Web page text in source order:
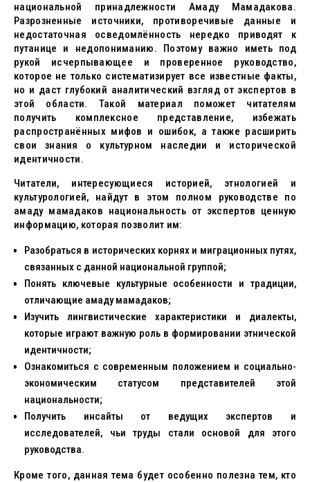
национальной принадлежности Амаду Мамадакова.
Разрозненные источники, противоречивые данные и
недостаточная осведомлённость нередко приводят к
путанице и недопониманию. Поэтому важно иметь под
рукой исчерпывающее и проверенное руководство,
которое не только систематизирует все известные факты,
но и даст глубокий аналитический взгляд от экспертов в
этой области. Такой материал поможет читателям
получить комплексное представление, избежать
распространённых мифов и ошибок, а также расширить
свои знания о культурном наследии и исторической
идентичности.
Читатели, интересующиеся историей, этнологией и
культурологией, найдут в этом полном руководстве по
амаду мамадаков национальность от экспертов ценную
информацию, которая позволит им:
Разобраться в исторических корнях и миграционных путях,
связанных с данной национальной группой;
Понять ключевые культурные особенности и традиции,
отличающие амаду мамадаков;
Изучить лингвистические характеристики и диалекты,
которые играют важную роль в формировании этнической
идентичности;
Ознакомиться с современным положением и социально-
экономическим статусом представителей этой
национальности;
Получить инсайты от ведущих экспертов и
исследователей, чьи труды стали основой для этого
руководства.
Кроме того, данная тема будет особенно полезна тем, кто